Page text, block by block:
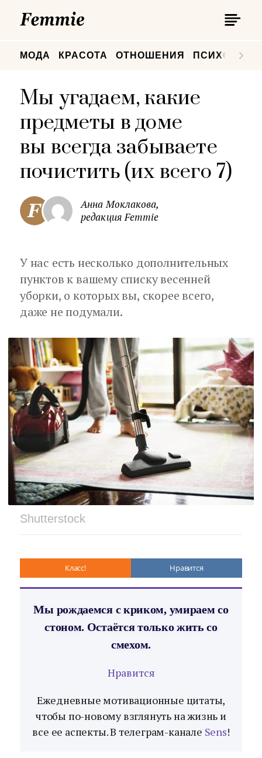
МОДА КРАСОТА ОТНОШЕНИЯ
Мы угадаем, какие
предметы в доме
вы всегда забываете
почистить (их всего 7)
Анна Моклакова,
редакция Femmie
У нас есть несколько дополнительных
пунктов к вашему списку весенней
уборки, о которых вы, скорее всего,
даже не подумали.
Shutterstock
Класс! Нравится
Мы рождаемся с криком, умираем со
стоном. Остаётся только жить со
смехом.
Нравится
Ежедневные мотивационные цитаты,
чтобы по-новому взглянуть на жизнь и
все ее аспекты. В телеграм-канале Sens!